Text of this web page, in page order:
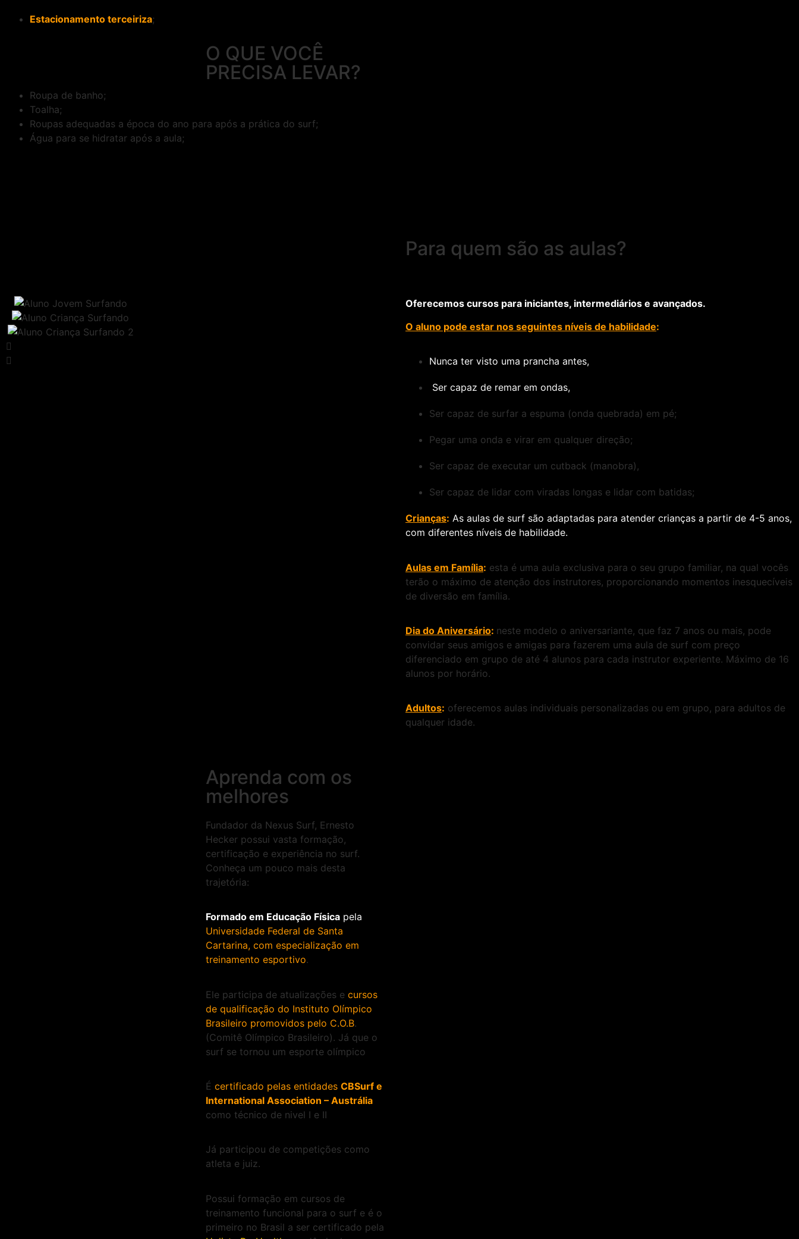
Estacionamento terceiriza;
O QUE VOCÊ
PRECISA LEVAR?
Roupa de banho;
Toalha;
Roupas adequadas a época do ano para após a prática do surf;
Água para se hidratar após a aula;
Para quem são as aulas?
Oferecemos cursos para iniciantes, intermediários e avançados.
O aluno pode estar nos seguintes níveis de habilidade:
Nunca ter visto uma prancha antes,
Ser capaz de remar em ondas,
Ser capaz de surfar a espuma (onda quebrada) em pé;
Pegar uma onda e virar em qualquer direção;
Ser capaz de executar um cutback (manobra),
Ser capaz de lidar com viradas longas e lidar com batidas;
Crianças: As aulas de surf são adaptadas para atender crianças a partir de 4-5 anos,
com diferentes níveis de habilidade.
Aulas em Família: esta é uma aula exclusiva para o seu grupo familiar, na qual vocês
terão o máximo de atenção dos instrutores, proporcionando momentos inesquecíveis
de diversão em família.
Dia do Aniversário: neste modelo o aniversariante, que faz 7 anos ou mais, pode
convidar seus amigos e amigas para fazerem uma aula de surf com preço
diferenciado em grupo de até 4 alunos para cada instrutor experiente. Máximo de 16
alunos por horário.
Adultos: oferecemos aulas individuais personalizadas ou em grupo, para adultos de
qualquer idade.
Aprenda com os
melhores
Fundador da Nexus Surf, Ernesto
Hecker possui vasta formação,
certificação e experiência no surf.
Conheça um pouco mais desta
trajetória:
Formado em Educação Física pela
Universidade Federal de Santa
Cartarina, com especialização em
treinamento esportivo.
Ele participa de atualizações e cursos
de qualificação do Instituto Olímpico
Brasileiro promovidos pelo C.O.B.
(Comitê Olímpico Brasileiro). Já que o
surf se tornou um esporte olímpico
É certificado pelas entidades CBSurf e
International Association – Austrália
como técnico de nivel I e II
Já participou de competições como
atleta e juiz.
Possui formação em cursos de
treinamento funcional para o surf e é o
primeiro no Brasil a ser certificado pela